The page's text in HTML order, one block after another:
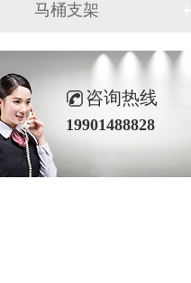
马桶支架
咨询热线
19901488828